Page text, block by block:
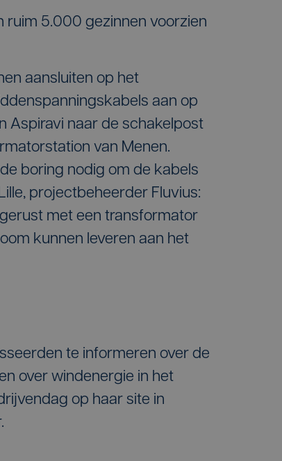
ruim 5.000 gezinnen voorzien
aansluiten op het
aan op
Aspiravi naar de schakelpost
van Menen.
boring nodig om de kabels
projectbeheerder Fluvius:
met een transformator
kunnen leveren aan het
te informeren over de
over windenergie in het
op haar site in